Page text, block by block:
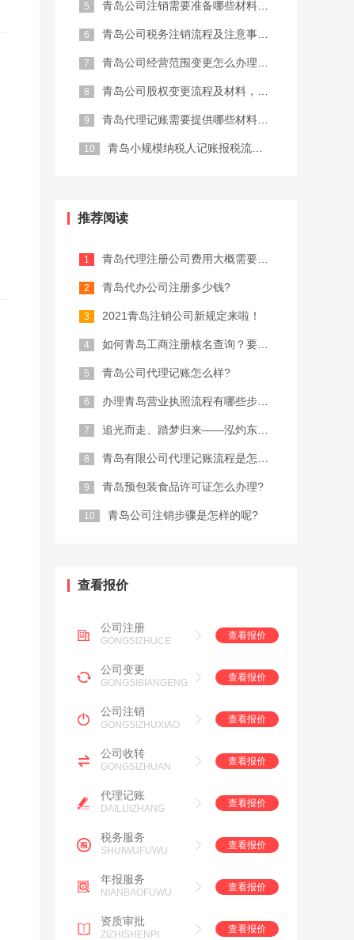
青岛公司注销需要准备哪些材料，202...
青岛公司税务注销流程及注意事项，建议...
青岛公司经营范围变更怎么办理，一篇讲...
青岛公司股权变更流程及材料，完整攻略...
青岛代理记账需要提供哪些材料，202...
青岛小规模纳税人记账报税流程，建议收...
推荐阅读
青岛代理注册公司费用大概需要多少？
青岛代办公司注册多少钱?
2021青岛注销公司新规定来啦！
如何青岛工商注册核名查询？要注意什么...
青岛公司代理记账怎么样?
办理青岛营业执照流程有哪些步骤？
追光而走、踏梦归来——泓灼东城十渡游
青岛有限公司代理记账流程是怎样的?
青岛预包装食品许可证怎么办理?
青岛公司注销步骤是怎样的呢?
查看报价
公司注册
GONGSIZHUCE
查看报价
公司变更
GONGSIBIANGENG
查看报价
公司注销
GONGSIZHUXIAO
查看报价
公司收转
GONGSIZHUAN
查看报价
代理记账
DAILIJIZHANG
查看报价
税务服务
SHUIWUFUWU
查看报价
年报服务
NIANBAOFUWU
查看报价
资质审批
ZIZHISHENPI
查看报价